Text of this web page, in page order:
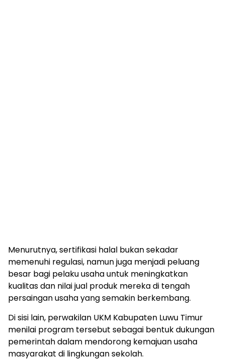
Menurutnya, sertifikasi halal bukan sekadar
memenuhi regulasi, namun juga menjadi peluang
besar bagi pelaku usaha untuk meningkatkan
kualitas dan nilai jual produk mereka di tengah
persaingan usaha yang semakin berkembang.
Di sisi lain, perwakilan UKM Kabupaten Luwu Timur
menilai program tersebut sebagai bentuk dukungan
pemerintah dalam mendorong kemajuan usaha
masyarakat di lingkungan sekolah.